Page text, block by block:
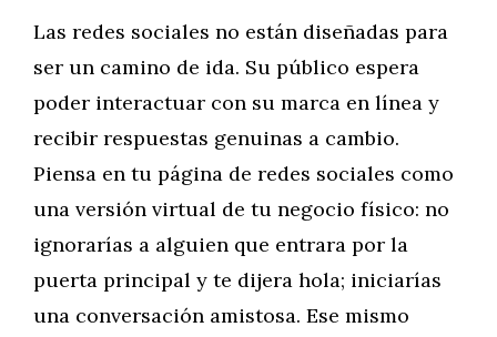
Las redes sociales no están diseñadas para
ser un camino de ida. Su público espera
poder interactuar con su marca en línea y
recibir respuestas genuinas a cambio.
Piensa en tu página de redes sociales como
una versión virtual de tu negocio físico: no
ignorarías a alguien que entrara por la
puerta principal y te dijera hola; iniciarías
una conversación amistosa. Ese mismo